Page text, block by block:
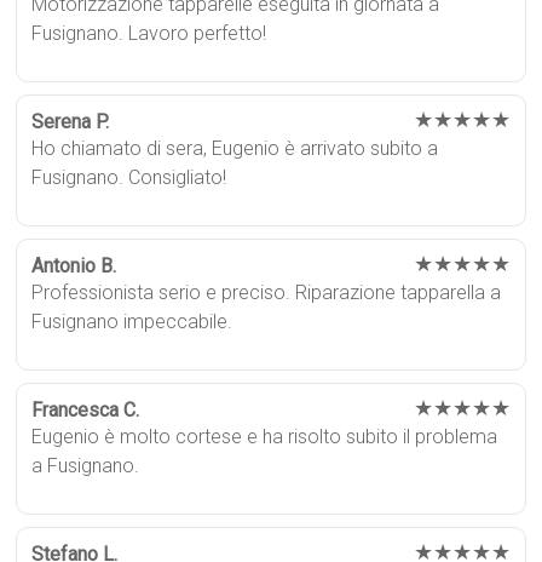
Fusignano. Lavoro perfetto!
Serena P. ★★★★★
Ho chiamato di sera, Eugenio è arrivato subito a
Fusignano. Consigliato!
Antonio B. ★★★★★
Professionista serio e preciso. Riparazione tapparella a
Fusignano impeccabile.
Francesca C. ★★★★★
Eugenio è molto cortese e ha risolto subito il problema
a Fusignano.
Stefano L. ★★★★★